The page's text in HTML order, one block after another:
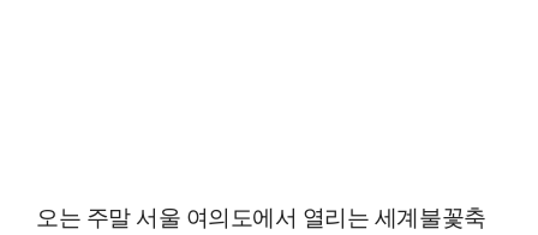
오는 주말 서울 여의도에서 열리는 세계불꽃축